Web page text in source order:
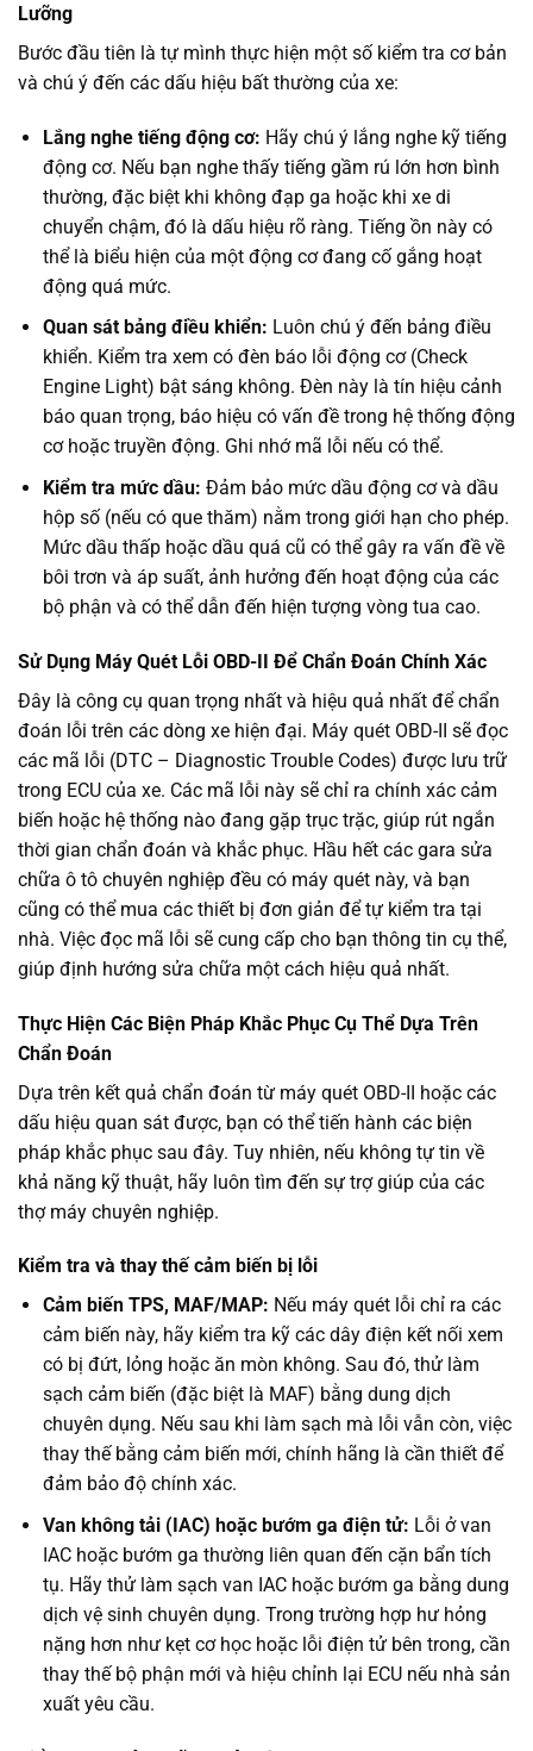
Lưỡng
Bước đầu tiên là tự mình thực hiện một số kiểm tra cơ bản
và chú ý đến các dấu hiệu bất thường của xe:
Lắng nghe tiếng động cơ: Hãy chú ý lắng nghe kỹ tiếng
động cơ. Nếu bạn nghe thấy tiếng gầm rú lớn hơn bình
thường, đặc biệt khi không đạp ga hoặc khi xe di
chuyển chậm, đó là dấu hiệu rõ ràng. Tiếng ồn này có
thể là biểu hiện của một động cơ đang cố gắng hoạt
động quá mức.
Quan sát bảng điều khiển: Luôn chú ý đến bảng điều
khiển. Kiểm tra xem có đèn báo lỗi động cơ (Check
Engine Light) bật sáng không. Đèn này là tín hiệu cảnh
báo quan trọng, báo hiệu có vấn đề trong hệ thống động
cơ hoặc truyền động. Ghi nhớ mã lỗi nếu có thể.
Kiểm tra mức dầu: Đảm bảo mức dầu động cơ và dầu
hộp số (nếu có que thăm) nằm trong giới hạn cho phép.
Mức dầu thấp hoặc dầu quá cũ có thể gây ra vấn đề về
bôi trơn và áp suất, ảnh hưởng đến hoạt động của các
bộ phận và có thể dẫn đến hiện tượng vòng tua cao.
Sử Dụng Máy Quét Lỗi OBD-II Để Chẩn Đoán Chính Xác
Đây là công cụ quan trọng nhất và hiệu quả nhất để chẩn
đoán lỗi trên các dòng xe hiện đại. Máy quét OBD-II sẽ đọc
các mã lỗi (DTC – Diagnostic Trouble Codes) được lưu trữ
trong ECU của xe. Các mã lỗi này sẽ chỉ ra chính xác cảm
biến hoặc hệ thống nào đang gặp trục trặc, giúp rút ngắn
thời gian chẩn đoán và khắc phục. Hầu hết các gara sửa
chữa ô tô chuyên nghiệp đều có máy quét này, và bạn
cũng có thể mua các thiết bị đơn giản để tự kiểm tra tại
nhà. Việc đọc mã lỗi sẽ cung cấp cho bạn thông tin cụ thể,
giúp định hướng sửa chữa một cách hiệu quả nhất.
Thực Hiện Các Biện Pháp Khắc Phục Cụ Thể Dựa Trên
Chẩn Đoán
Dựa trên kết quả chẩn đoán từ máy quét OBD-II hoặc các
dấu hiệu quan sát được, bạn có thể tiến hành các biện
pháp khắc phục sau đây. Tuy nhiên, nếu không tự tin về
khả năng kỹ thuật, hãy luôn tìm đến sự trợ giúp của các
thợ máy chuyên nghiệp.
Kiểm tra và thay thế cảm biến bị lỗi
Cảm biến TPS, MAF/MAP: Nếu máy quét lỗi chỉ ra các
cảm biến này, hãy kiểm tra kỹ các dây điện kết nối xem
có bị đứt, lỏng hoặc ăn mòn không. Sau đó, thử làm
sạch cảm biến (đặc biệt là MAF) bằng dung dịch
chuyên dụng. Nếu sau khi làm sạch mà lỗi vẫn còn, việc
thay thế bằng cảm biến mới, chính hãng là cần thiết để
đảm bảo độ chính xác.
Van không tải (IAC) hoặc bướm ga điện tử: Lỗi ở van
IAC hoặc bướm ga thường liên quan đến cặn bẩn tích
tụ. Hãy thử làm sạch van IAC hoặc bướm ga bằng dung
dịch vệ sinh chuyên dụng. Trong trường hợp hư hỏng
nặng hơn như kẹt cơ học hoặc lỗi điện tử bên trong, cần
thay thế bộ phận mới và hiệu chỉnh lại ECU nếu nhà sản
xuất yêu cầu.